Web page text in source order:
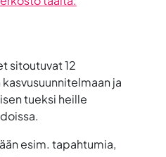
sitoutuvat 12
ja
tueksi heille
esim. tapahtumia,